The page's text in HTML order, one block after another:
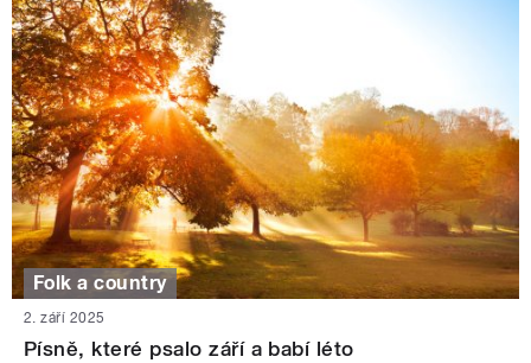
Folk a country
2. září 2025
Písně, které psalo září a babí léto